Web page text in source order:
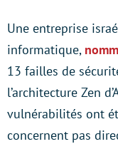
Une entreprise
informatique,
13 failles de
l’architecture Zen
vulnérabilités ont
concernent pas